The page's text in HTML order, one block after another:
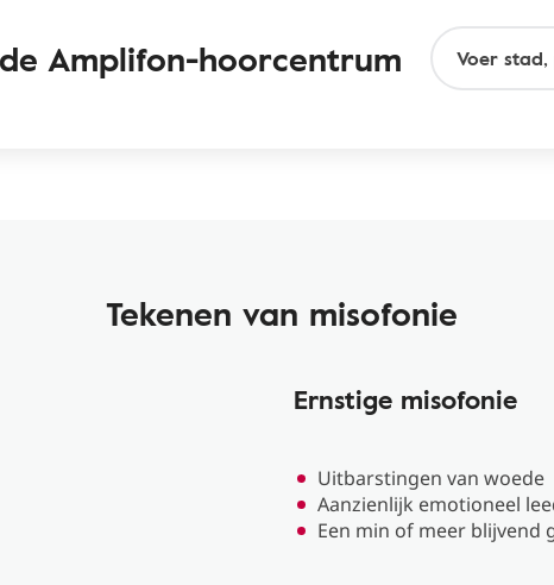
Amplifon-hoorcentrum
Tekenen van misofonie
Ernstige misofonie
Uitbarstingen van woede
Aanzienlijk emotioneel
Een min of meer blijvend